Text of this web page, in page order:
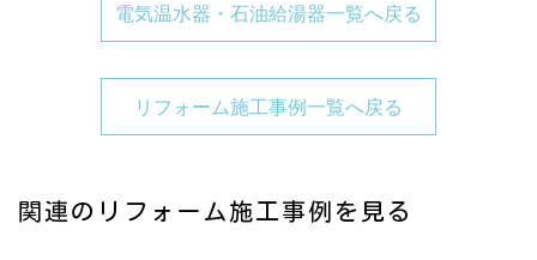
電気温水器・石油給湯器一覧へ戻る
リフォーム施工事例一覧へ戻る
関連のリフォーム施工事例を見る